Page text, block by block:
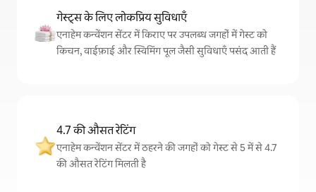
गेस्ट्स के लिए लोकप्रिय सुविधाएँ
एनाहेम कन्वेंशन सेंटर में किराए पर उपलब्ध जगहों में गेस्ट को
किचन, वाईफ़ाई और स्विमिंग पूल जैसी सुविधाएँ पसंद आती हैं
4.7 की औसत रेटिंग
एनाहेम कन्वेंशन सेंटर में ठहरने की जगहों को गेस्ट से 5 में से 4.7
की औसत रेटिंग मिलती है